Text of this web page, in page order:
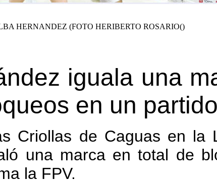
HERNANDEZ (FOTO HERIBERTO ROSARIO()
iguala una
en un partido
Criollas de Caguas en la
una marca en total de
la FPV.